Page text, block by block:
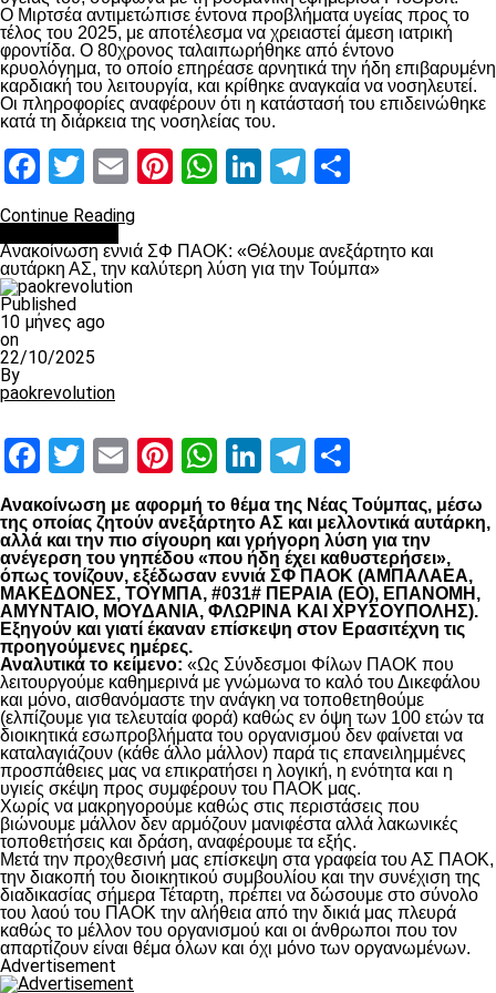
Ο Μιρτσέα αντιμετώπισε έντονα προβλήματα υγείας προς το
τέλος του 2025, με αποτέλεσμα να χρειαστεί άμεση ιατρική
φροντίδα. Ο 80χρονος ταλαιπωρήθηκε από έντονο
κρυολόγημα, το οποίο επηρέασε αρνητικά την ήδη επιβαρυμένη
καρδιακή του λειτουργία, και κρίθηκε αναγκαία να νοσηλευτεί.
Οι πληροφορίες αναφέρουν ότι η κατάστασή του επιδεινώθηκε
κατά τη διάρκεια της νοσηλείας του.
Facebook
Twitter
EmailPinterest
WhatsApp
LinkedIn
Telegram
Continue Reading
Ανακοίνωση εννιά ΣΦ ΠΑΟΚ: «Θέλουμε ανεξάρτητο και
αυτάρκη ΑΣ, την καλύτερη λύση για την Τούμπα»
Published
10 μήνες ago
on
22/10/2025
By
paokrevolution
Facebook
Twitter
EmailPinterest
WhatsApp
LinkedIn
Telegram
Ανακοίνωση με αφορμή το θέμα της Νέας Τούμπας, μέσω
της οποίας ζητούν ανεξάρτητο ΑΣ και μελλοντικά αυτάρκη,
αλλά και την πιο σίγουρη και γρήγορη λύση για την
ανέγερση του γηπέδου «που ήδη έχει καθυστερήσει»,
όπως τονίζουν, εξέδωσαν εννιά ΣΦ ΠΑΟΚ (ΑΜΠΑΛΑΕΑ,
ΜΑΚΕΔΟΝΕΣ, ΤΟΥΜΠΑ, #031# ΠΕΡΑΙΑ (ΕΟ), ΕΠΑΝΟΜΗ,
ΑΜΥΝΤΑΙΟ, ΜΟΥΔΑΝΙΑ, ΦΛΩΡΙΝΑ ΚΑΙ ΧΡΥΣΟΥΠΟΛΗΣ).
Εξηγούν και γιατί έκαναν επίσκεψη στον Ερασιτέχνη τις
προηγούμενες ημέρες.
Αναλυτικά το κείμενο: «Ως Σύνδεσμοι Φίλων ΠΑΟΚ που
λειτουργούμε καθημερινά με γνώμωνα το καλό του Δικεφάλου
και μόνο, αισθανόμαστε την ανάγκη να τοποθετηθούμε
(ελπίζουμε για τελευταία φορά) καθώς εν όψη των 100 ετών τα
διοικητικά εσωπροβλήματα του οργανισμού δεν φαίνεται να
καταλαγιάζουν (κάθε άλλο μάλλον) παρά τις επανειλημμένες
προσπάθειες μας να επικρατήσει η λογική, η ενότητα και η
υγιείς σκέψη προς συμφέρουν του ΠΑΟΚ μας.
Χωρίς να μακρηγορούμε καθώς στις περιστάσεις που
βιώνουμε μάλλον δεν αρμόζουν μανιφέστα αλλά λακωνικές
τοποθετήσεις και δράση, αναφέρουμε τα εξής.
Μετά την προχθεσινή μας επίσκεψη στα γραφεία του ΑΣ ΠΑΟΚ,
την διακοπή του διοικητικού συμβουλίου και την συνέχιση της
διαδικασίας σήμερα Τέταρτη, πρέπει να δώσουμε στο σύνολο
του λαού του ΠΑΟΚ την αλήθεια από την δικιά μας πλευρά
καθώς το μέλλον του οργανισμού και οι άνθρωποι που τον
απαρτίζουν είναι θέμα όλων και όχι μόνο των οργανωμένων.
Advertisement